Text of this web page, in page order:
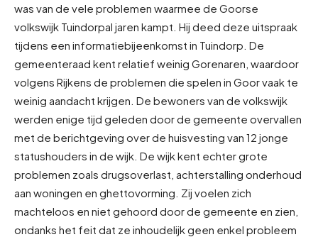
was van de vele problemen waarmee de Goorse
volkswijk Tuindorpal jaren kampt. Hij deed deze uitspraak
tijdens een informatiebijeenkomst in Tuindorp. De
gemeenteraad kent relatief weinig Gorenaren, waardoor
volgens Rijkens de problemen die spelen in Goor vaak te
weinig aandacht krijgen. De bewoners van de volkswijk
werden enige tijd geleden door de gemeente overvallen
met de berichtgeving over de huisvesting van 12 jonge
statushouders in de wijk. De wijk kent echter grote
problemen zoals drugsoverlast, achterstalling onderhoud
aan woningen en ghettovorming. Zij voelen zich
machteloos en niet gehoord door de gemeente en zien,
ondanks het feit dat ze inhoudelijk geen enkel probleem